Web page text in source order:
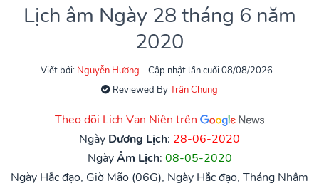
Lịch âm Ngày 28 tháng 6 năm
2020
Viết bởi: Nguyễn Hương
Cập nhật lần cuối 08/08/2026
Reviewed ByTrần Chung
Theo dõi Lịch Vạn Niên trên
Ngày Dương Lịch: 28-06-2020
NgàyÂm Lịch: 08-05-2020
Ngày Hắc đạo, Giờ Mão (06G), Ngày Hắc đạo, Tháng Nhâm